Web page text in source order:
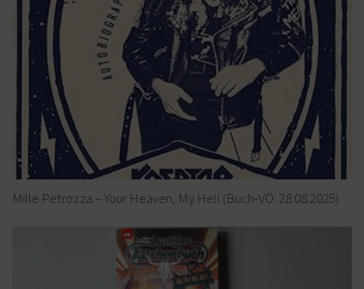
Mille Petrozza – Your Heaven, My Hell (Buch-VÖ: 28.08.2025)